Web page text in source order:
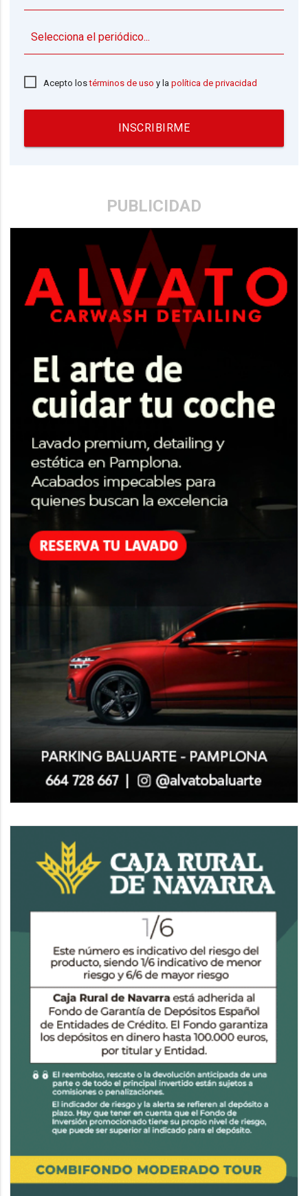
Acepto lostérminos de uso y lapolítica de privacidad
INSCRIBIRME
PUBLICIDAD